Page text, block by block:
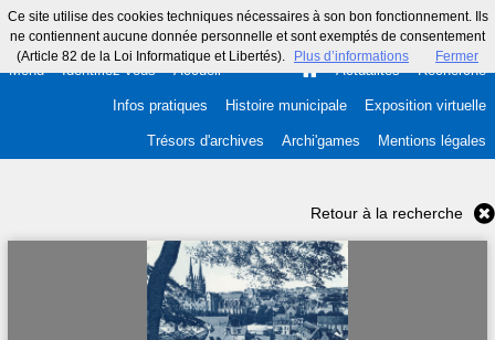
Ce site utilise des cookies techniques nécessaires à son bon fonctionnement. Ils
ne contiennent aucune donnée personnelle et sont exemptés de consentement
(Article 82 de la Loi Informatique et Libertés).
Plus d’informations Fermer
Menu Identifiez-vous Accueil Actualités Recherche
Infos pratiques Histoire municipale Exposition virtuelle
Trésors d'archives Archi'games Mentions légales
Retour à la recherche